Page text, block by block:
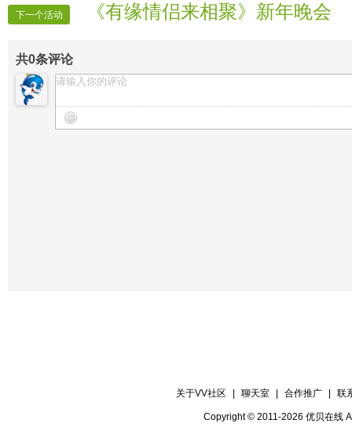
下一个活动 《有缘情侣来相聚》新年晚会
共0条评论
关于VV社区 聊天室 合作推广 联
Copyright © 2011-2026 优贝在线